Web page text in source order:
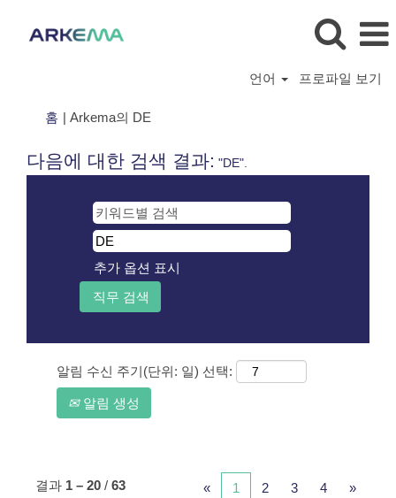
언어 프로파일 보기
홈 | Arkema의 DE
페
이
다음에 대한 검색 결과: "DE".
추가 옵션 표시
알림 수신 주기(단위: 일) 선택:
알림 생성
결과 1 – 20 / 63 « 1 2 3 4 »